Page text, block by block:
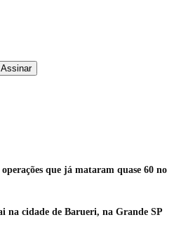
Assinar
que já mataram quase 60 no
na cidade de Barueri, na Grande SP